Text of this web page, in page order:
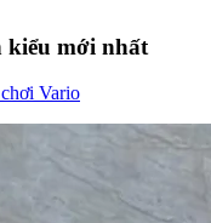
kiểu mới nhất
Vario